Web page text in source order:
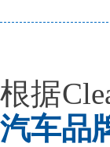
根据
汽车品